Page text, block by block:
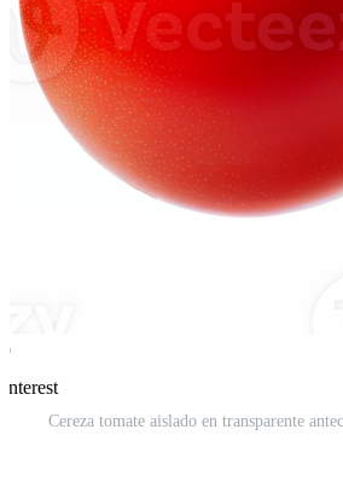
Cereza tomate aislado en transparente